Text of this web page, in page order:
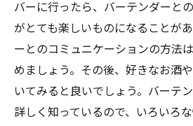
バーに行ったら、バーテンダーと
がとても楽しいものになることが
ーとのコミュニケーションの方法
めましょう。その後、好きなお酒
いてみると良いでしょう。バーテ
詳しく知っているので、いろいろ